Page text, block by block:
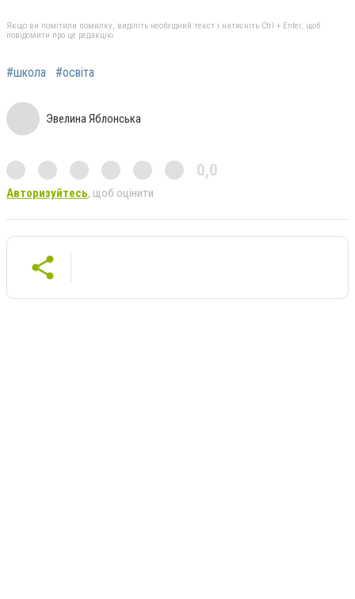
Якщо ви помітили помилку, виділіть необхідний текст і натисніть Ctrl + Enter, щоб
повідомити про це редакцію
#школа #освіта
Эвелина Яблонська
0,0
Авторизуйтесь, щоб оцінити